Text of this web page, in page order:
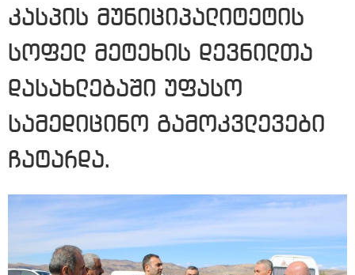
კასპის მუნიციპალიტეტის
სოფელ მეტეხის დევნილთა
დასახლებაში უფასო
სამედიცინო გამოკვლევები
ჩატარდა.